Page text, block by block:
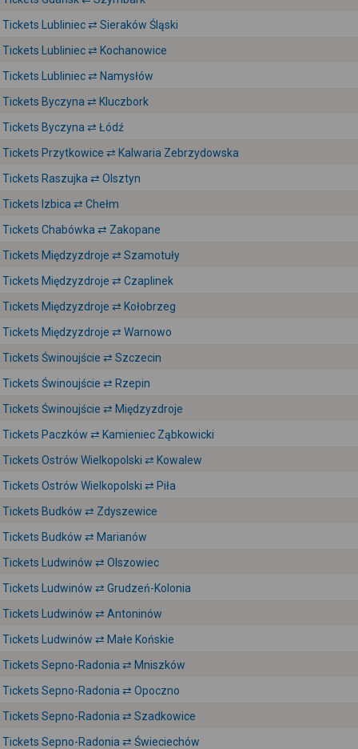
Tickets Lubliniec ⇄ Sieraków Śląski
Tickets Lubliniec ⇄ Kochanowice
Tickets Lubliniec ⇄ Namysłów
Tickets Byczyna ⇄ Kluczbork
Tickets Byczyna ⇄ Łódź
Tickets Przytkowice ⇄ Kalwaria Zebrzydowska
Tickets Raszujka ⇄ Olsztyn
Tickets Izbica ⇄ Chełm
Tickets Chabówka ⇄ Zakopane
Tickets Międzyzdroje ⇄ Szamotuły
Tickets Międzyzdroje ⇄ Czaplinek
Tickets Międzyzdroje ⇄ Kołobrzeg
Tickets Międzyzdroje ⇄ Warnowo
Tickets Świnoujście ⇄ Szczecin
Tickets Świnoujście ⇄ Rzepin
Tickets Świnoujście ⇄ Międzyzdroje
Tickets Paczków ⇄ Kamieniec Ząbkowicki
Tickets Ostrów Wielkopolski ⇄ Kowalew
Tickets Ostrów Wielkopolski ⇄ Piła
Tickets Budków ⇄ Zdyszewice
Tickets Budków ⇄ Marianów
Tickets Ludwinów ⇄ Olszowiec
Tickets Ludwinów ⇄ Grudzeń-Kolonia
Tickets Ludwinów ⇄ Antoninów
Tickets Ludwinów ⇄ Małe Końskie
Tickets Sepno-Radonia ⇄ Mniszków
Tickets Sepno-Radonia ⇄ Opoczno
Tickets Sepno-Radonia ⇄ Szadkowice
Tickets Sepno-Radonia ⇄ Świeciechów